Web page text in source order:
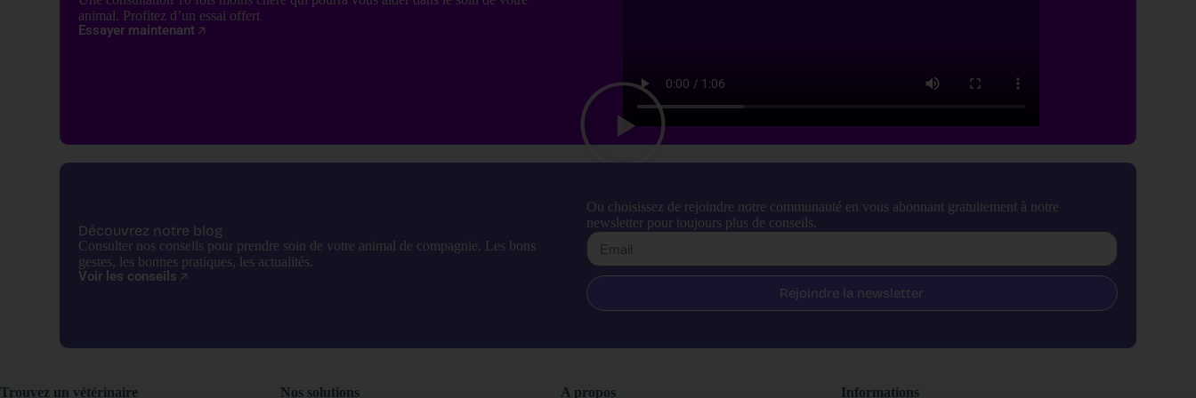
animal. Profitez d’un essai offert
Essayer maintenant
Découvrez notre blog
Consulter nos conseils pour prendre soin de votre animal de compagnie. Les bons
gestes, les bonnes pratiques, les actualités.
Voir les conseils
Ou choisissez de rejoindre notre communauté en vous abonnant gratuitement à notre
newsletter pour toujours plus de conseils.
Rejoindre la newsletter
Trouvez un vétérinaire Nos solutions A propos Informations